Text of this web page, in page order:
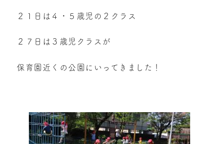
２１日は４・５歳児の２クラス
２７日は３歳児クラスが
保育園近くの公園にいってきました！